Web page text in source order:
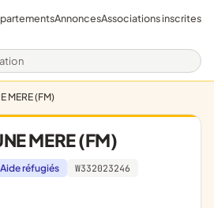
AnnoncesAssociations inscrites
MERE (FM)
MERE (FM)
Aide réfugiés
W332023246